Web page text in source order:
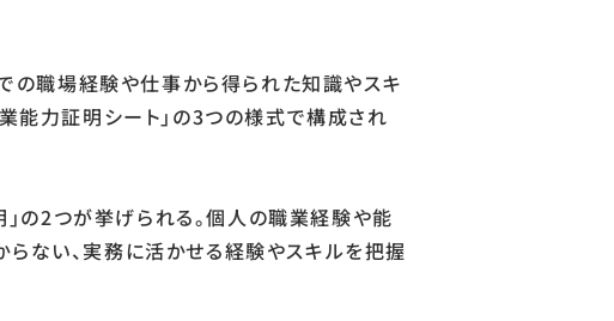
での職場経験や仕事から得られた知識やスキ
能力証明シート」の3つの様式で構成され
」の2つが挙げられる。個人の職業経験や能
ない、実務に活かせる経験やスキルを把握